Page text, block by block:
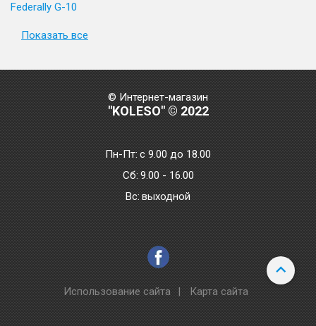
Federally G-10
Показать все
© Интернет-магазин
"KOLESO" © 2022
Пн-Пт:с 9.00 до 18.00
Сб: 9.00 - 16.00
Bc: выходной
Использование сайта | Карта сайта